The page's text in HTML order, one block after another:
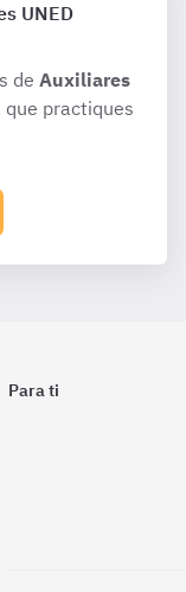
UNED
de Auxiliares
practiques
Para ti